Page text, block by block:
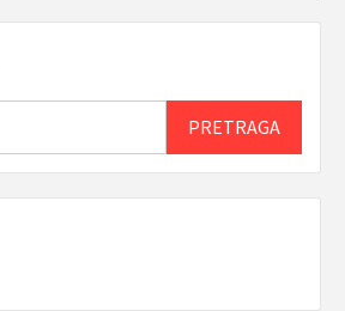
PRETRAGA